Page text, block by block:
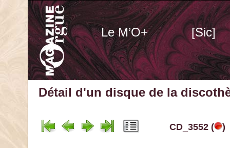
Le M’O+ [Sic]
Détail d'un disque de la
CD_3552 ( )